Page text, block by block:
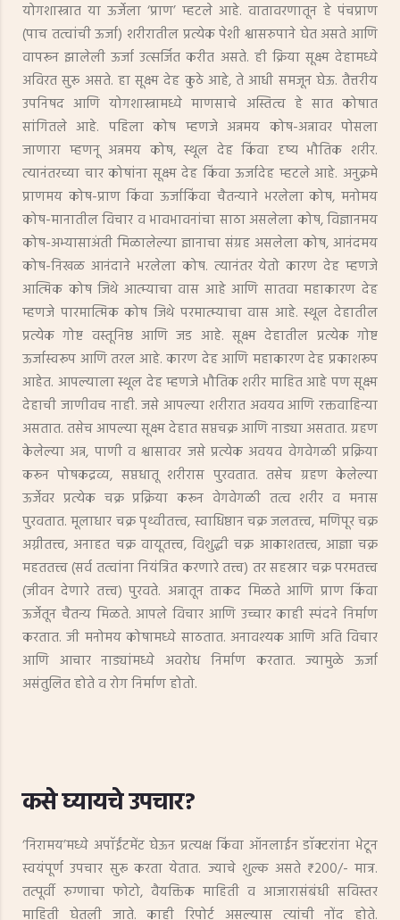
योगशास्त्रात या ऊर्जेला ‘प्राण’ म्हटले आहे. वातावरणातून हे पंचप्राण
(पाच तत्वांची ऊर्जा) शरीरातील प्रत्येक पेशी श्वासरुपाने घेत असते आणि
वापरून झालेली ऊर्जा उत्सर्जित करीत असते. ही क्रिया सूक्ष्म देहामध्ये
अविरत सुरू असते. हा सूक्ष्म देह कुठे आहे, ते आधी समजून घेऊ. तैत्तरीय
उपनिषद आणि योगशास्त्रामध्ये माणसाचे अस्तित्व हे सात कोषात
सांगितले आहे. पहिला कोष म्हणजे अन्नमय कोष-अन्नावर पोसला
जाणारा म्हणनू अन्नमय कोष, स्थूल देह किंवा दृष्य भौतिक शरीर.
त्यानंतरच्या चार कोषांना सूक्ष्म देह किंवा ऊर्जादेह म्हटले आहे. अनुक्रमे
प्राणमय कोष-प्राण किंवा ऊर्जाकिंवा चैतन्याने भरलेला कोष, मनोमय
कोष-मानातील विचार व भावभावनांचा साठा असलेला कोष, विज्ञानमय
कोष-अभ्यासाअंती मिळालेल्या ज्ञानाचा संग्रह असलेला कोष, आनंदमय
कोष-निखळ आनंदाने भरलेला कोष. त्यानंतर येतो कारण देह म्हणजे
आत्मिक कोष जिथे आत्म्याचा वास आहे आणि सातवा महाकारण देह
म्हणजे पारमात्मिक कोष जिथे परमात्म्याचा वास आहे. स्थूल देहातील
प्रत्येक गोष्ट वस्तूनिष्ठ आणि जड आहे. सूक्ष्म देहातील प्रत्येक गोष्ट
ऊर्जास्वरूप आणि तरल आहे. कारण देह आणि महाकारण देह प्रकाशरूप
आहेत. आपल्याला स्थूल देह म्हणजे भौतिक शरीर माहित आहे पण सूक्ष्म
देहाची जाणीवच नाही. जसे आपल्या शरीरात अवयव आणि रक्तवाहिन्या
असतात. तसेच आपल्या सूक्ष्म देहात सप्तचक्र आणि नाड्या असतात. ग्रहण
केलेल्या अन्न, पाणी व श्वासावर जसे प्रत्येक अवयव वेगवेगळी प्रक्रिया
करून पोषकद्रव्य, सप्तधातू शरीरास पुरवतात. तसेच ग्रहण केलेल्या
ऊर्जेवर प्रत्येक चक्र प्रक्रिया करून वेगवेगळी तत्व शरीर व मनास
पुरवतात. मूलाधार चक्र पृथ्वीतत्त्व, स्वाधिष्ठान चक्र जलतत्त्व, मणिपूर चक्र
अग्नीतत्त्व, अनाहत चक्र वायूतत्त्व, विशुद्धी चक्र आकाशतत्त्व, आज्ञा चक्र
महततत्त्व (सर्व तत्वांना नियंत्रित करणारे तत्त्व) तर सहस्रार चक्र परमतत्त्व
(जीवन देणारे तत्त्व) पुरवते. अन्नातून ताकद मिळते आणि प्राण किंवा
ऊर्जेतून चैतन्य मिळते. आपले विचार आणि उच्चार काही स्पंदने निर्माण
करतात. जी मनोमय कोषामध्ये साठतात. अनावश्यक आणि अति विचार
आणि आचार नाड्यांमध्ये अवरोध निर्माण करतात. ज्यामुळे ऊर्जा
असंतुलित होते व रोग निर्माण होतो.
कसे घ्यायचे उपचार?
‘निरामय’मध्ये अपाॅईंटमेंट घेऊन प्रत्यक्ष किंवा ऑनलाईन डाॅक्टरांना भेटून
स्वयंपूर्ण उपचार सुरू करता येतात. ज्याचे शुल्क असते ₹ 200/- मात्र.
तत्पूर्वी रुग्णाचा फोटो, वैयक्तिक माहिती व आजारासंबंधी सविस्तर